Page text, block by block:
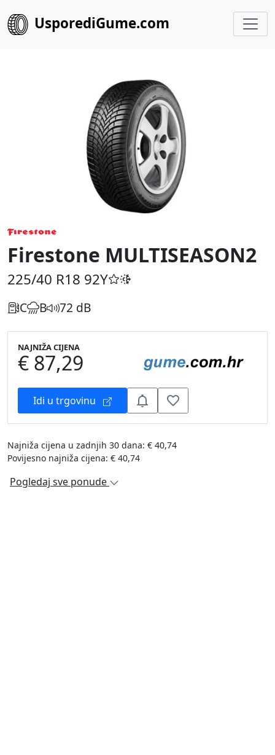
UsporediGume.com
Firestone MULTISEASON2
225/40 R18 92Y
C B 72 dB
NAJNIŽA CIJENA
€ 87,29
Idi u trgovinu
Najniža cijena u zadnjih 30 dana: € 40,74
Povijesno najniža cijena: € 40,74
Pogledaj sve ponude